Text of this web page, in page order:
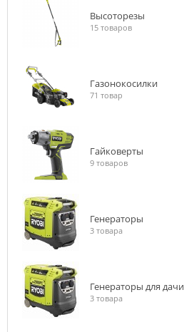
Высоторезы
15 товаров
Газонокосилки
71 товар
Гайковерты
9 товаров
Генераторы
3 товара
Генераторы для дачи
3 товара